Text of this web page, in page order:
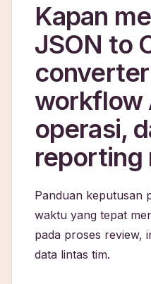
Kapan
JSON to
workflow
operasi,
reporting
Panduan keputusan
waktu yang tepat
pada proses review,
data lintas tim.